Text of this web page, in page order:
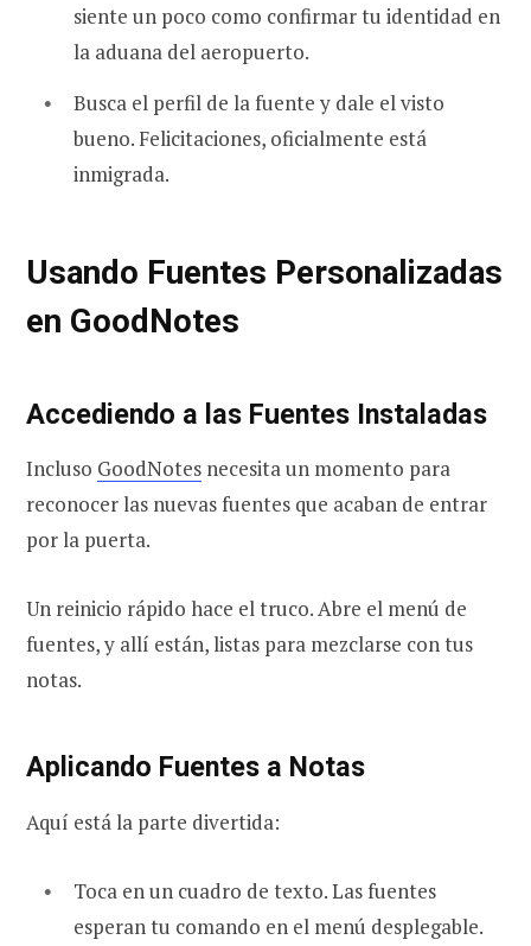
siente un poco como confirmar tu identidad en
la aduana del aeropuerto.
Busca el perfil de la fuente y dale el visto
bueno. Felicitaciones, oficialmente está
inmigrada.
Usando Fuentes Personalizadas
en GoodNotes
Accediendo a las Fuentes Instaladas
Incluso GoodNotes necesita un momento para
reconocer las nuevas fuentes que acaban de entrar
por la puerta.
Un reinicio rápido hace el truco. Abre el menú de
fuentes, y allí están, listas para mezclarse con tus
notas.
Aplicando Fuentes a Notas
Aquí está la parte divertida:
Toca en un cuadro de texto. Las fuentes
esperan tu comando en el menú desplegable.